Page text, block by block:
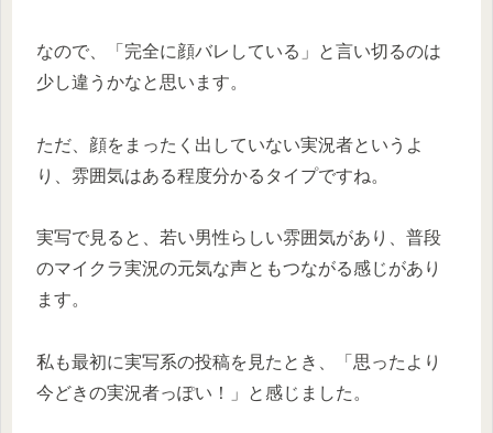
なので、「完全に顔バレしている」と言い切るのは
少し違うかなと思います。
ただ、顔をまったく出していない実況者というよ
り、雰囲気はある程度分かるタイプですね。
実写で見ると、若い男性らしい雰囲気があり、普段
のマイクラ実況の元気な声ともつながる感じがあり
ます。
私も最初に実写系の投稿を見たとき、「思ったより
今どきの実況者っぽい！」と感じました。